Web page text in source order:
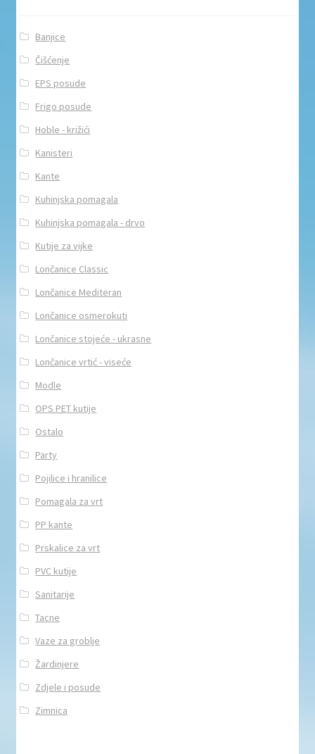
Banjice
Čišćenje
EPS posude
Frigo posude
Hoble - križići
Kanisteri
Kante
Kuhinjska pomagala
Kuhinjska pomagala - drvo
Kutije za vijke
Lončanice Classic
Lončanice Mediteran
Lončanice osmerokuti
Lončanice stojeće - ukrasne
Lončanice vrtić - viseće
Modle
OPS PET kutije
Ostalo
Party
Pojilice i hranilice
Pomagala za vrt
PP kante
Prskalice za vrt
PVC kutije
Sanitarije
Tacne
Vaze za groblje
Žardinjere
Zdjele i posude
Zimnica